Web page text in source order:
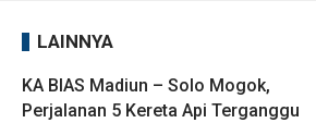
LAINNYA
KA BIAS Madiun – Solo Mogok,
Perjalanan 5 Kereta Api Terganggu